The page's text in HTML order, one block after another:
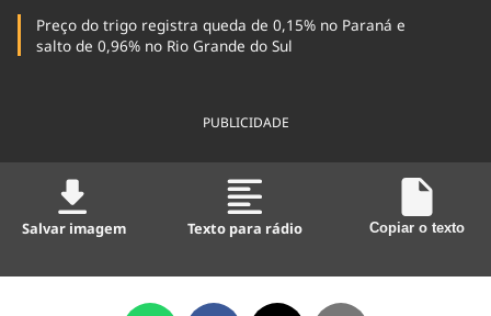
Preço do trigo registra queda de 0,15% no Paraná e
salto de 0,96% no Rio Grande do Sul
PUBLICIDADE
Salvar imagem Texto para rádio Copiar o texto